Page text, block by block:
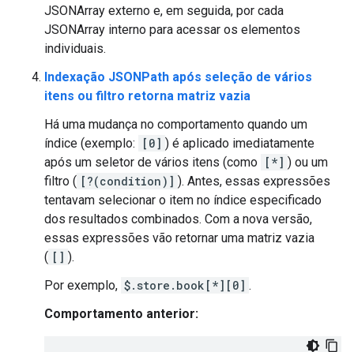
JSONArray externo e, em seguida, por cada
JSONArray interno para acessar os elementos
individuais.
Indexação JSONPath após seleção de vários
itens ou filtro retorna matriz vazia
Há uma mudança no comportamento quando um
índice (exemplo:
[0] ) é aplicado imediatamente
após um seletor de vários itens (como [*] ) ou um
filtro ( [?(condition)] ). Antes, essas expressões
tentavam selecionar o item no índice especificado
dos resultados combinados. Com a nova versão,
essas expressões vão retornar uma matriz vazia
( [] ).
Por exemplo, $.store.book[*][0] .
Comportamento anterior: